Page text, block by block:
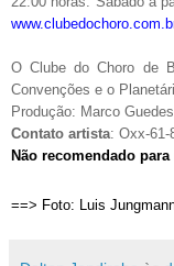
O Clube do Choro de
Convenções e o
Produção: Marco
Contato artista: Oxx-61-
Não recomendado
==> Foto: Luis